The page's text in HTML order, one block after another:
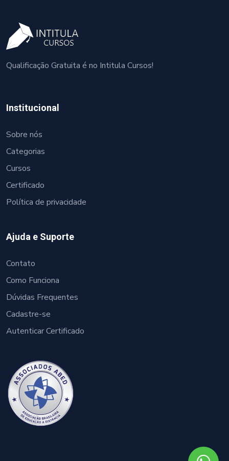
Qualificação Gratuita é no Intitula Cursos!
Institucional
Sobre nós
Categorias
Cursos
Certificado
Política de privacidade
Ajuda e Suporte
Contato
Como Funciona
Dúvidas Frequentes
Cadastre-se
Autenticar Certificado